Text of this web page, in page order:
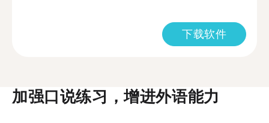
下载软件
加强口说练习，增进外语能力